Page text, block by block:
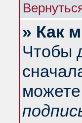
» Как
Чтобы